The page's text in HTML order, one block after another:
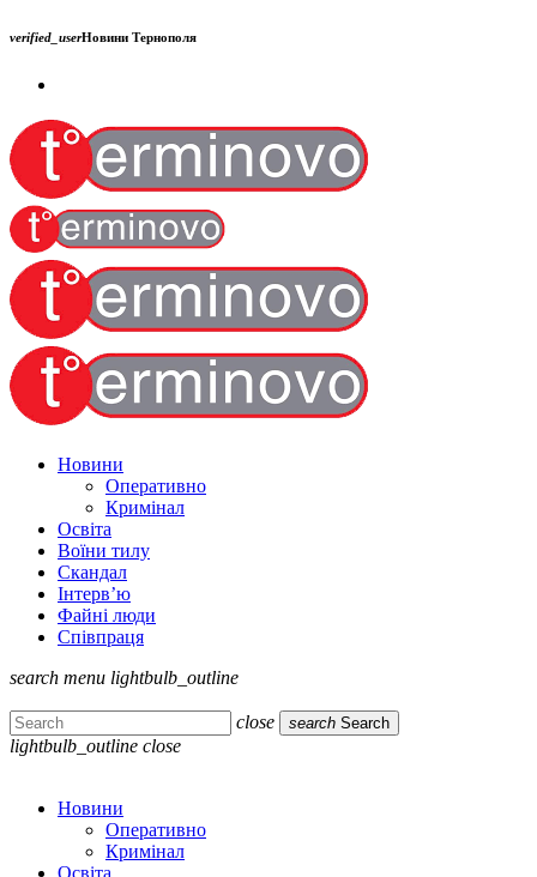
verified_userНовини Тернополя
Новини
Оперативно
Кримінал
Освіта
Воїни тилу
Скандал
Інтерв’ю
Файні люди
Співпраця
search menu lightbulb_outline
close search Search
lightbulb_outline close
Новини
Оперативно
Кримінал
Освіта